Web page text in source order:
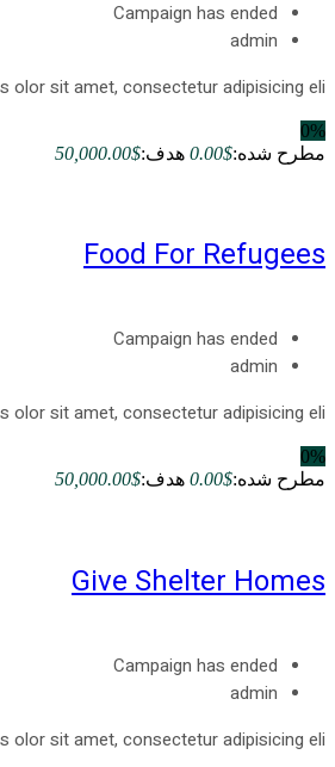
Campaign has ended
admin
sit amet, consectetur adipisicing eli...
0%
مطرح شده:$0.00 هدف:$50,000.00
Food For Refugees
Campaign has ended
admin
sit amet, consectetur adipisicing eli...
0%
مطرح شده:$0.00 هدف:$50,000.00
Give Shelter Homes
Campaign has ended
admin
sit amet, consectetur adipisicing eli...